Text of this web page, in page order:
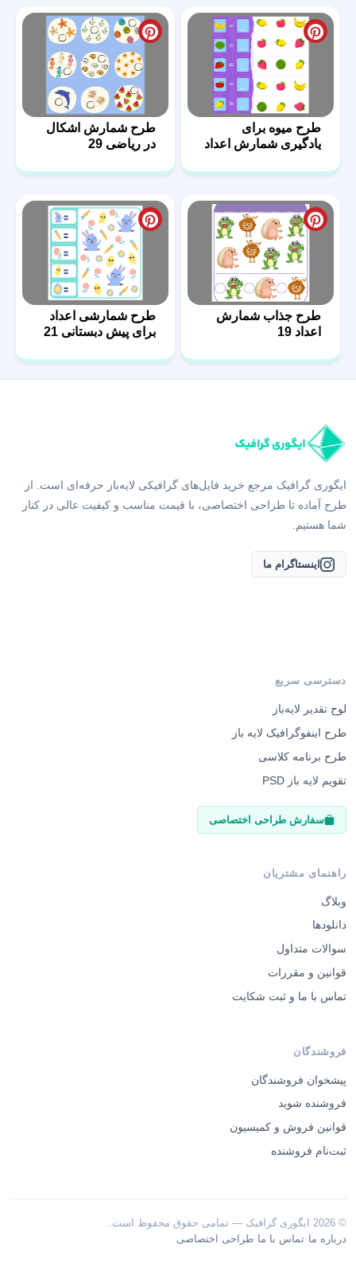
طرح میوه برای
یادگیری شمارش اعداد
طرح شمارش اشکال
در ریاضی 29
طرح جذاب شمارش
اعداد 19
طرح شمارشی اعداد
برای پیش دبستانی 21
ایگوری گرافیک مرجع خرید فایل‌های گرافیکی لایه‌باز حرفه‌ای است. از
طرح آماده تا طراحی اختصاصی، با قیمت مناسب و کیفیت عالی در کنار
شما هستیم.
اینستاگرام ما
دسترسی سریع
لوح تقدیر لایه‌باز
طرح اینفوگرافیک لایه باز
طرح برنامه کلاسی
تقویم لایه باز PSD
سفارش طراحی اختصاصی
راهنمای مشتریان
وبلاگ
دانلودها
سوالات متداول
قوانین و مقررات
تماس با ما و ثبت شکایت
فروشندگان
پیشخوان فروشندگان
فروشنده شوید
قوانین فروش و کمیسیون
ثبت‌نام فروشنده
© 2026 ایگوری گرافیک — تمامی حقوق محفوظ است.
درباره ما ·تماس با ما ·طراحی اختصاصی